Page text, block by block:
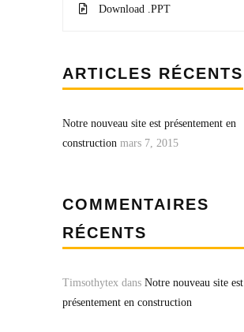
Download .PPT
ARTICLES RÉCENTS
Notre nouveau site est présentement en
construction mars 7, 2015
COMMENTAIRES
RÉCENTS
Timsothytex dans Notre nouveau site est
présentement en construction